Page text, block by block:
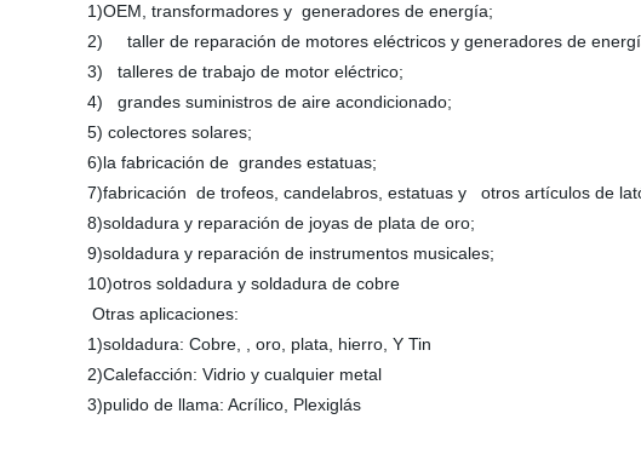
1)OEM, transformadores y generadores de energía;
2) taller de reparación de motores eléctricos y generadores de
3) talleres de trabajo de motor eléctrico;
4) grandes suministros de aire acondicionado;
5) colectores solares;
6)la fabricación de grandes estatuas;
7)fabricación de trofeos, candelabros, estatuas y otros artículos de
8)soldadura y reparación de joyas de plata de oro;
9)soldadura y reparación de instrumentos musicales;
10)otros soldadura y soldadura de cobre
Otras aplicaciones:
1)soldadura: Cobre, , oro, plata, hierro, Y Tin
2)Calefacción: Vidrio y cualquier metal
3)pulido de llama: Acrílico, Plexiglás